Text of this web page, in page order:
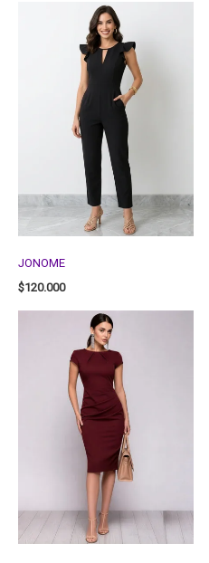
JONOME
$120.000